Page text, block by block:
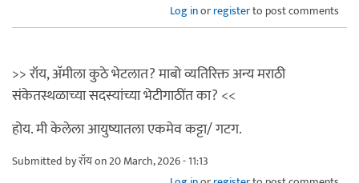
Log inorregisterto post comments
>> रॉय, अ‍ॅमीला कुठे भेटलात? माबो व्यतिरिक्त अन्य मराठी
संकेतस्थळाच्या सदस्यांच्या भेटीगाठींत का? <<
होय. मी केलेला आयुष्यातला एकमेव कट्टा/ गटग.
Submitted byरॉयon 20 March, 2026 - 11:13